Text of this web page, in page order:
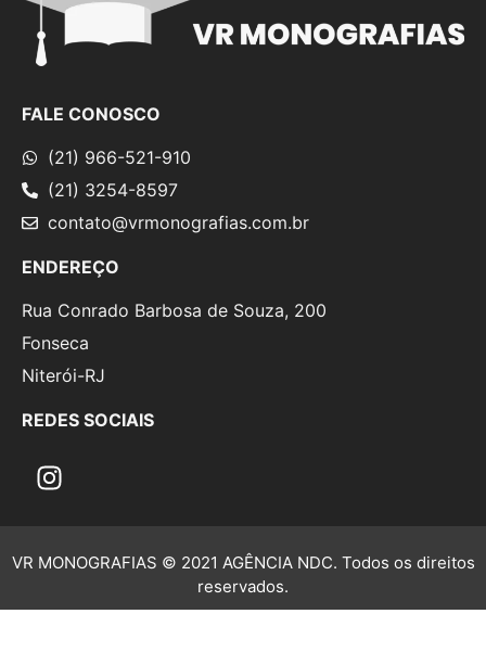
FALE CONOSCO
(21) 966-521-910
(21) 3254-8597
contato@vrmonografias.com.br
ENDEREÇO
Rua Conrado Barbosa de Souza, 200
Fonseca
Niterói-RJ
REDES SOCIAIS
VR MONOGRAFIAS © 2021 AGÊNCIA NDC. Todos os direitos
reservados.